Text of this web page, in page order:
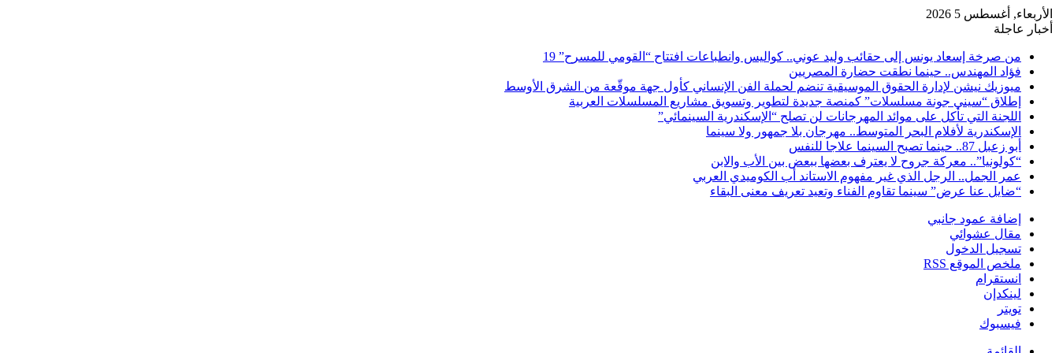
الأربعاء, أغسطس 5 2026
أخبار عاجلة
من صرخة إسعاد يونس إلى حقائب وليد عوني.. كواليس وانطباعات افتتاح “القومي للمسرح” 19
فؤاد المهندس.. حينما نطقت حضارة المصريين
ميوزيك نيشن لإدارة الحقوق الموسيقية تنضم لحملة الفن الإنساني كأول جهة موقّعة من الشرق الأوسط
إطلاق “سيني جونة مسلسلات” كمنصة جديدة لتطوير وتسويق مشاريع المسلسلات العربية
اللجنة التي تأكل على موائد المهرجانات لن تصلح “الإسكندرية السينمائي”
الإسكندرية لأفلام البحر المتوسط.. مهرجان بلا جمهور ولا سينما
أبو زعبل 87.. حينما تصبح السينما علاجا للنفس
“كولونيا”.. معركة جروح لا يعترف بعضها ببعض بين الأب والابن
عمر الجمل.. الرجل الذي غير مفهوم الاستاند أب الكوميدي العربي
“ضايل عنا عرض” سينما تقاوم الفناء وتعيد تعريف معنى البقاء
إضافة عمود جانبي
مقال عشوائي
تسجيل الدخول
ملخص الموقع RSS
انستقرام
لينكدإن
تويتر
فيسبوك